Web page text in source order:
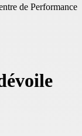
de Performance